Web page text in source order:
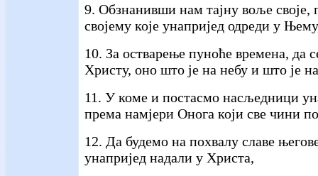
9. Обзнанивши нам тајну воље своје,
својему које унапријед одреди у
10. За остварење пуноће времена, да
Христу, оно што је на небу и што је
11. У коме и постасмо насљедници
према намјери Онога који све чини
12. Да будемо на похвалу славе
унапријед надали у Христа,